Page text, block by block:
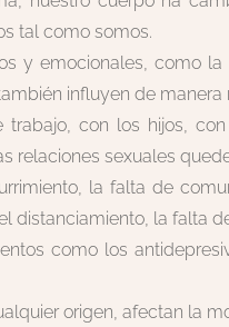
tal como somos.
y emocionales, como
influyen de manera
trabajo, con los hijos,
relaciones sexuales
la falta de
distanciamiento, la falta
como los
origen, afectan la